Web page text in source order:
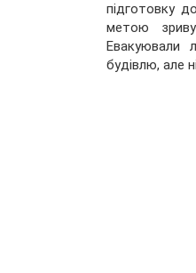
підготовку
метою
Евакуювали
будівлю, але